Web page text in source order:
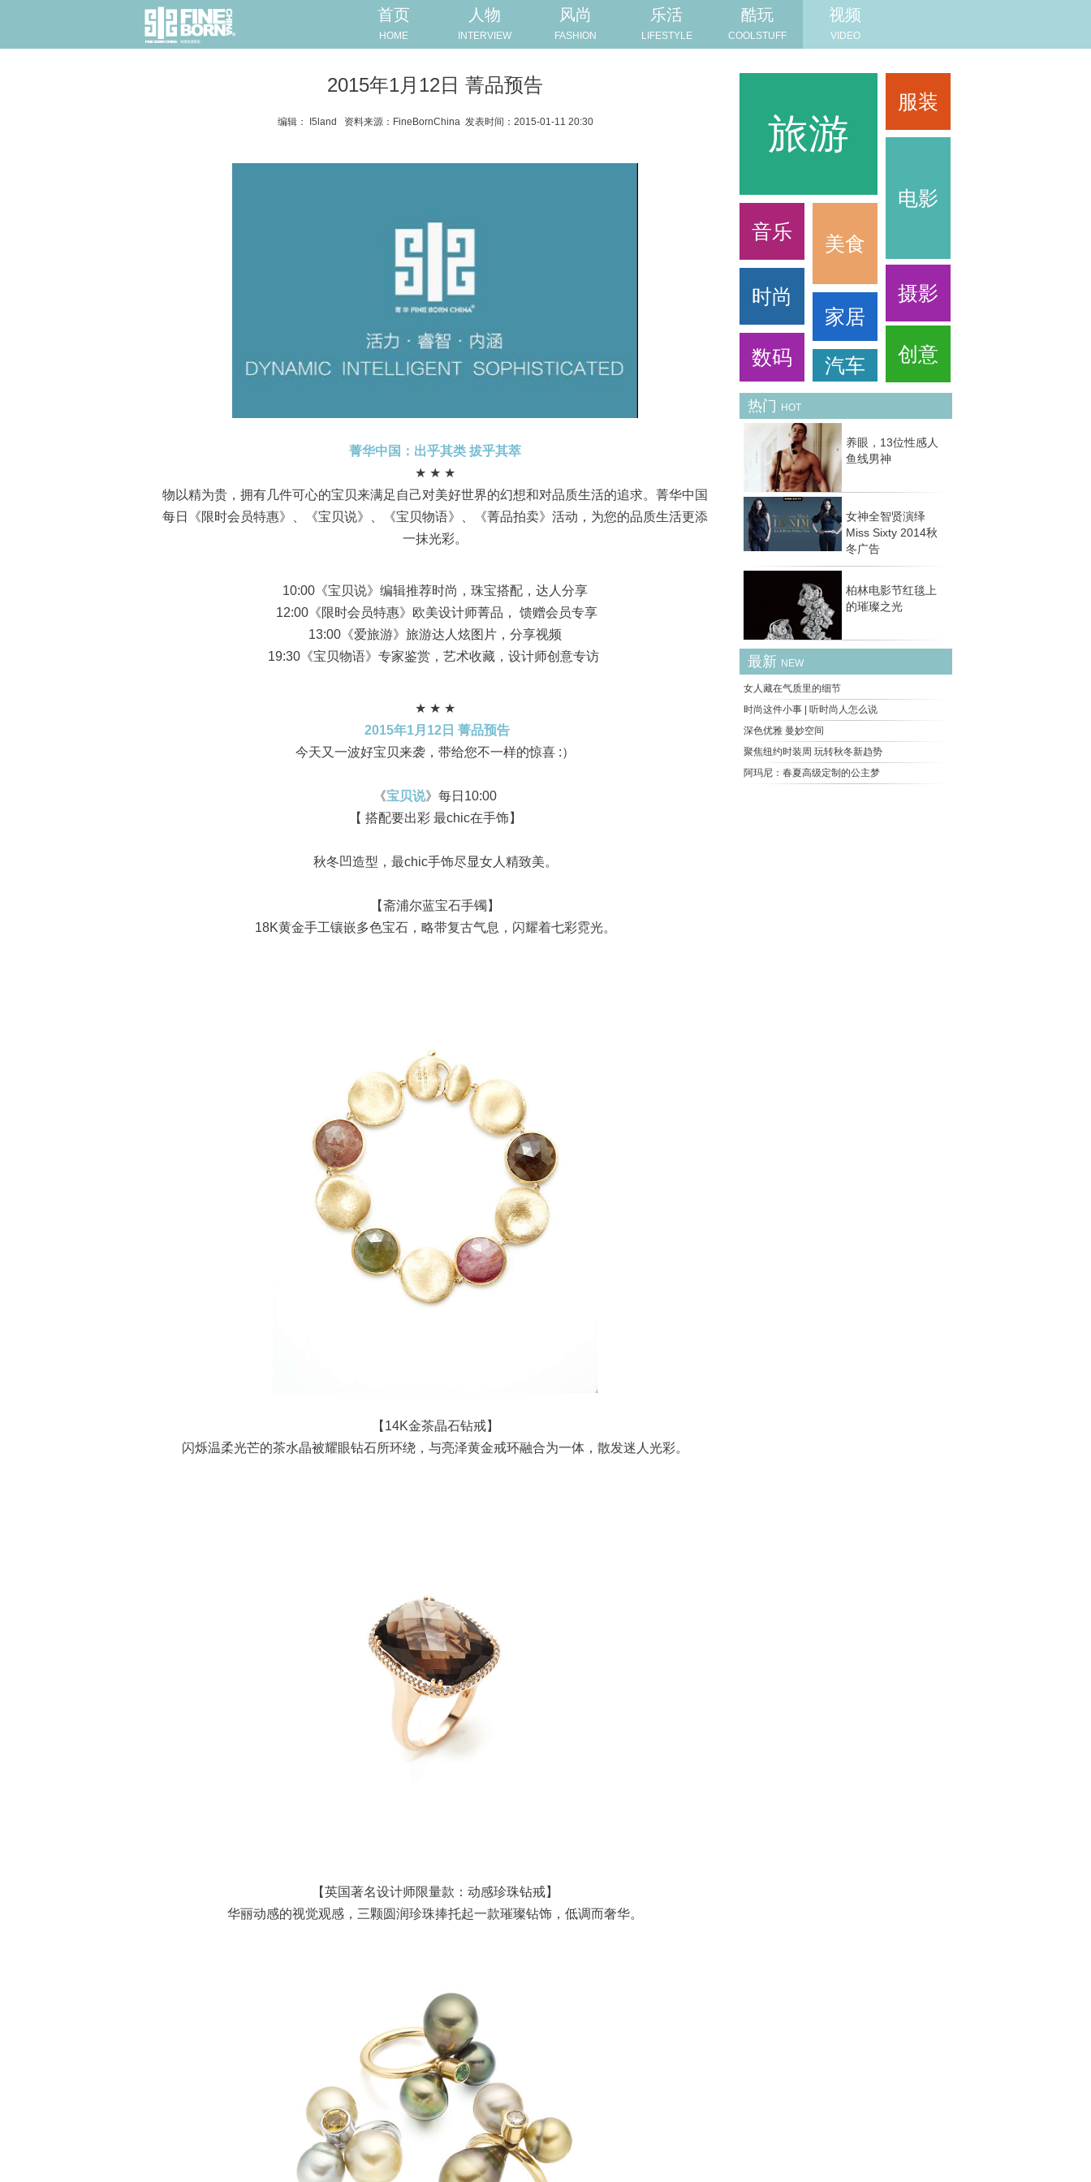
首页
HOME
人物
INTERVIEW
风尚
FASHION
乐活
LIFESTYLE
酷玩
COOLSTUFF
视频
VIDEO
2015年1月12日 菁品预告
编辑： I5land 资料来源：FineBornChina 发表时间：2015-01-11 20:30
菁华中国：出乎其类 拔乎其萃
★ ★ ★
物以精为贵，拥有几件可心的宝贝来满足自己对美好世界的幻想和对品质生活的追求。菁华中国
每日《限时会员特惠》、《宝贝说》、《宝贝物语》、《菁品拍卖》活动，为您的品质生活更添
一抹光彩。
10:00《宝贝说》编辑推荐时尚，珠宝搭配，达人分享
12:00《限时会员特惠》欧美设计师菁品， 馈赠会员专享
13:00《爱旅游》旅游达人炫图片，分享视频
19:30《宝贝物语》专家鉴赏，艺术收藏，设计师创意专访
★ ★ ★
2015年1月12日 菁品预告
今天又一波好宝贝来袭，带给您不一样的惊喜 :）
《宝贝说》每日10:00
【 搭配要出彩 最chic在手饰】
秋冬凹造型，最chic手饰尽显女人精致美。
【斋浦尔蓝宝石手镯】
18K黄金手工镶嵌多色宝石，略带复古气息，闪耀着七彩霓光。
【14K金茶晶石钻戒】
闪烁温柔光芒的茶水晶被耀眼钻石所环绕，与亮泽黄金戒环融合为一体，散发迷人光彩。
【英国著名设计师限量款：动感珍珠钻戒】
华丽动感的视觉观感，三颗圆润珍珠捧托起一款璀璨钻饰，低调而奢华。
旅游
服装
电影
音乐
美食
时尚
数码
家居
摄影
汽车
旅游
创意
热门 HOT
养眼，13位性感人
鱼线男神
​女神全智贤演绎
Miss Sixty 2014秋
冬广告
柏林电影节红毯上
的璀璨之光
最新 NEW
女人藏在气质里的细节
时尚这件小事 | 听时尚人怎么说
深色优雅 曼妙空间
聚焦纽约时装周 玩转秋冬新趋势
阿玛尼：春夏高级定制的公主梦